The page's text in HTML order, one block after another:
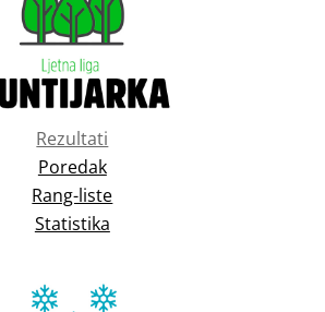
Rezultati
Poredak
Rang-liste
Statistika